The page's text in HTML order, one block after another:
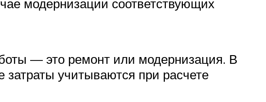
модернизации соответствующих
— это ремонт или модернизация. В
затраты учитываются при расчете